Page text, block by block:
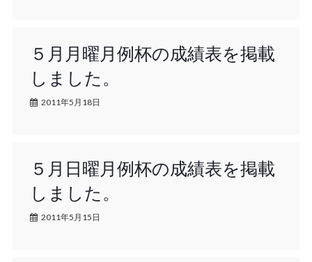
５月月曜月例杯の成績表を掲載
しました。
2011年5月18日
５月日曜月例杯の成績表を掲載
しました。
2011年5月15日